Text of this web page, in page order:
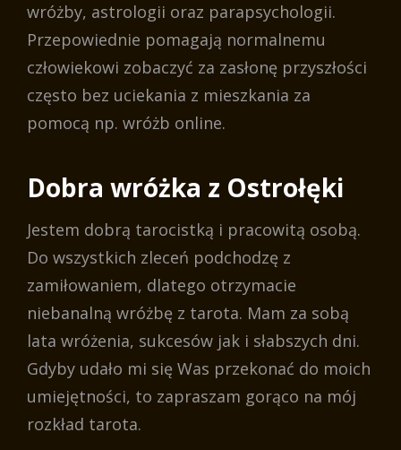
wróżby, astrologii oraz parapsychologii.
Przepowiednie pomagają normalnemu
człowiekowi zobaczyć za zasłonę przyszłości
często bez uciekania z mieszkania za
pomocą np. wróżb online.
Dobra wróżka z Ostrołęki
Jestem dobrą tarocistką i pracowitą osobą.
Do wszystkich zleceń podchodzę z
zamiłowaniem, dlatego otrzymacie
niebanalną wróżbę z tarota. Mam za sobą
lata wróżenia, sukcesów jak i słabszych dni.
Gdyby udało mi się Was przekonać do moich
umiejętności, to zapraszam gorąco na mój
rozkład tarota.